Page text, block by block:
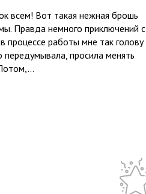
всем! Вот такая нежная брошь
Правда немного приключений с
процессе работы мне так голову
передумывала, просила менять